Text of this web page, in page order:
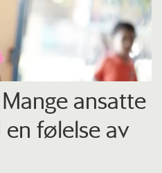
ansatte
følelse av